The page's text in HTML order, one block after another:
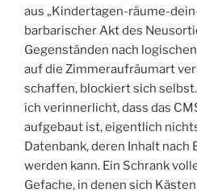
aus „Kindertagen-räume-
barbarischer Akt des
Gegenständen nach
auf die Zimmeraufräumart
schaffen, blockiert sich
ich verinnerlicht, dass das
aufgebaut ist, eigentlich
Datenbank, deren Inhalt
werden kann. Ein Schrank
Gefache, in denen sich